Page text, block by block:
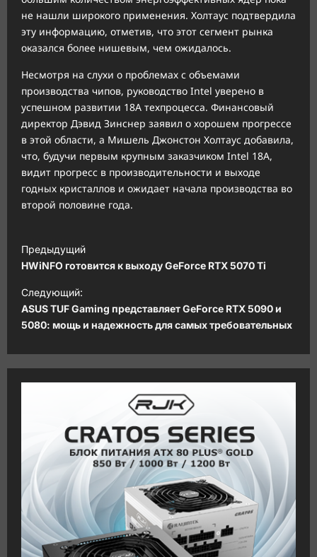
не нашли широкого применения. Холтаус подтвердила
эту информацию, отметив, что этот сегмент рынка
оказался более нишевым, чем ожидалось.
Несмотря на слухи о проблемах с объемами
производства чипов, руководство Intel уверено в
успешном развитии 18A техпроцесса. Финансовый
директор Дэвид Зинснер заявил о хорошем прогрессе
в этой области, а Мишель Джонстон Холтаус добавила,
что, будучи первым крупным заказчиком Intel 18A,
видит прогресс в производительности и выходе
годных кристаллов и ожидает начала производства во
второй половине года.
а
в
и
г
а
ц
п
и
с
и
Предыдущий
HWiNFO готовится к выходу GeForce RTX 5070 Ti
Следующий:
ASUS TUF Gaming представляет GeForce RTX 5090 и
5080: мощь и надежность для самых требовательных